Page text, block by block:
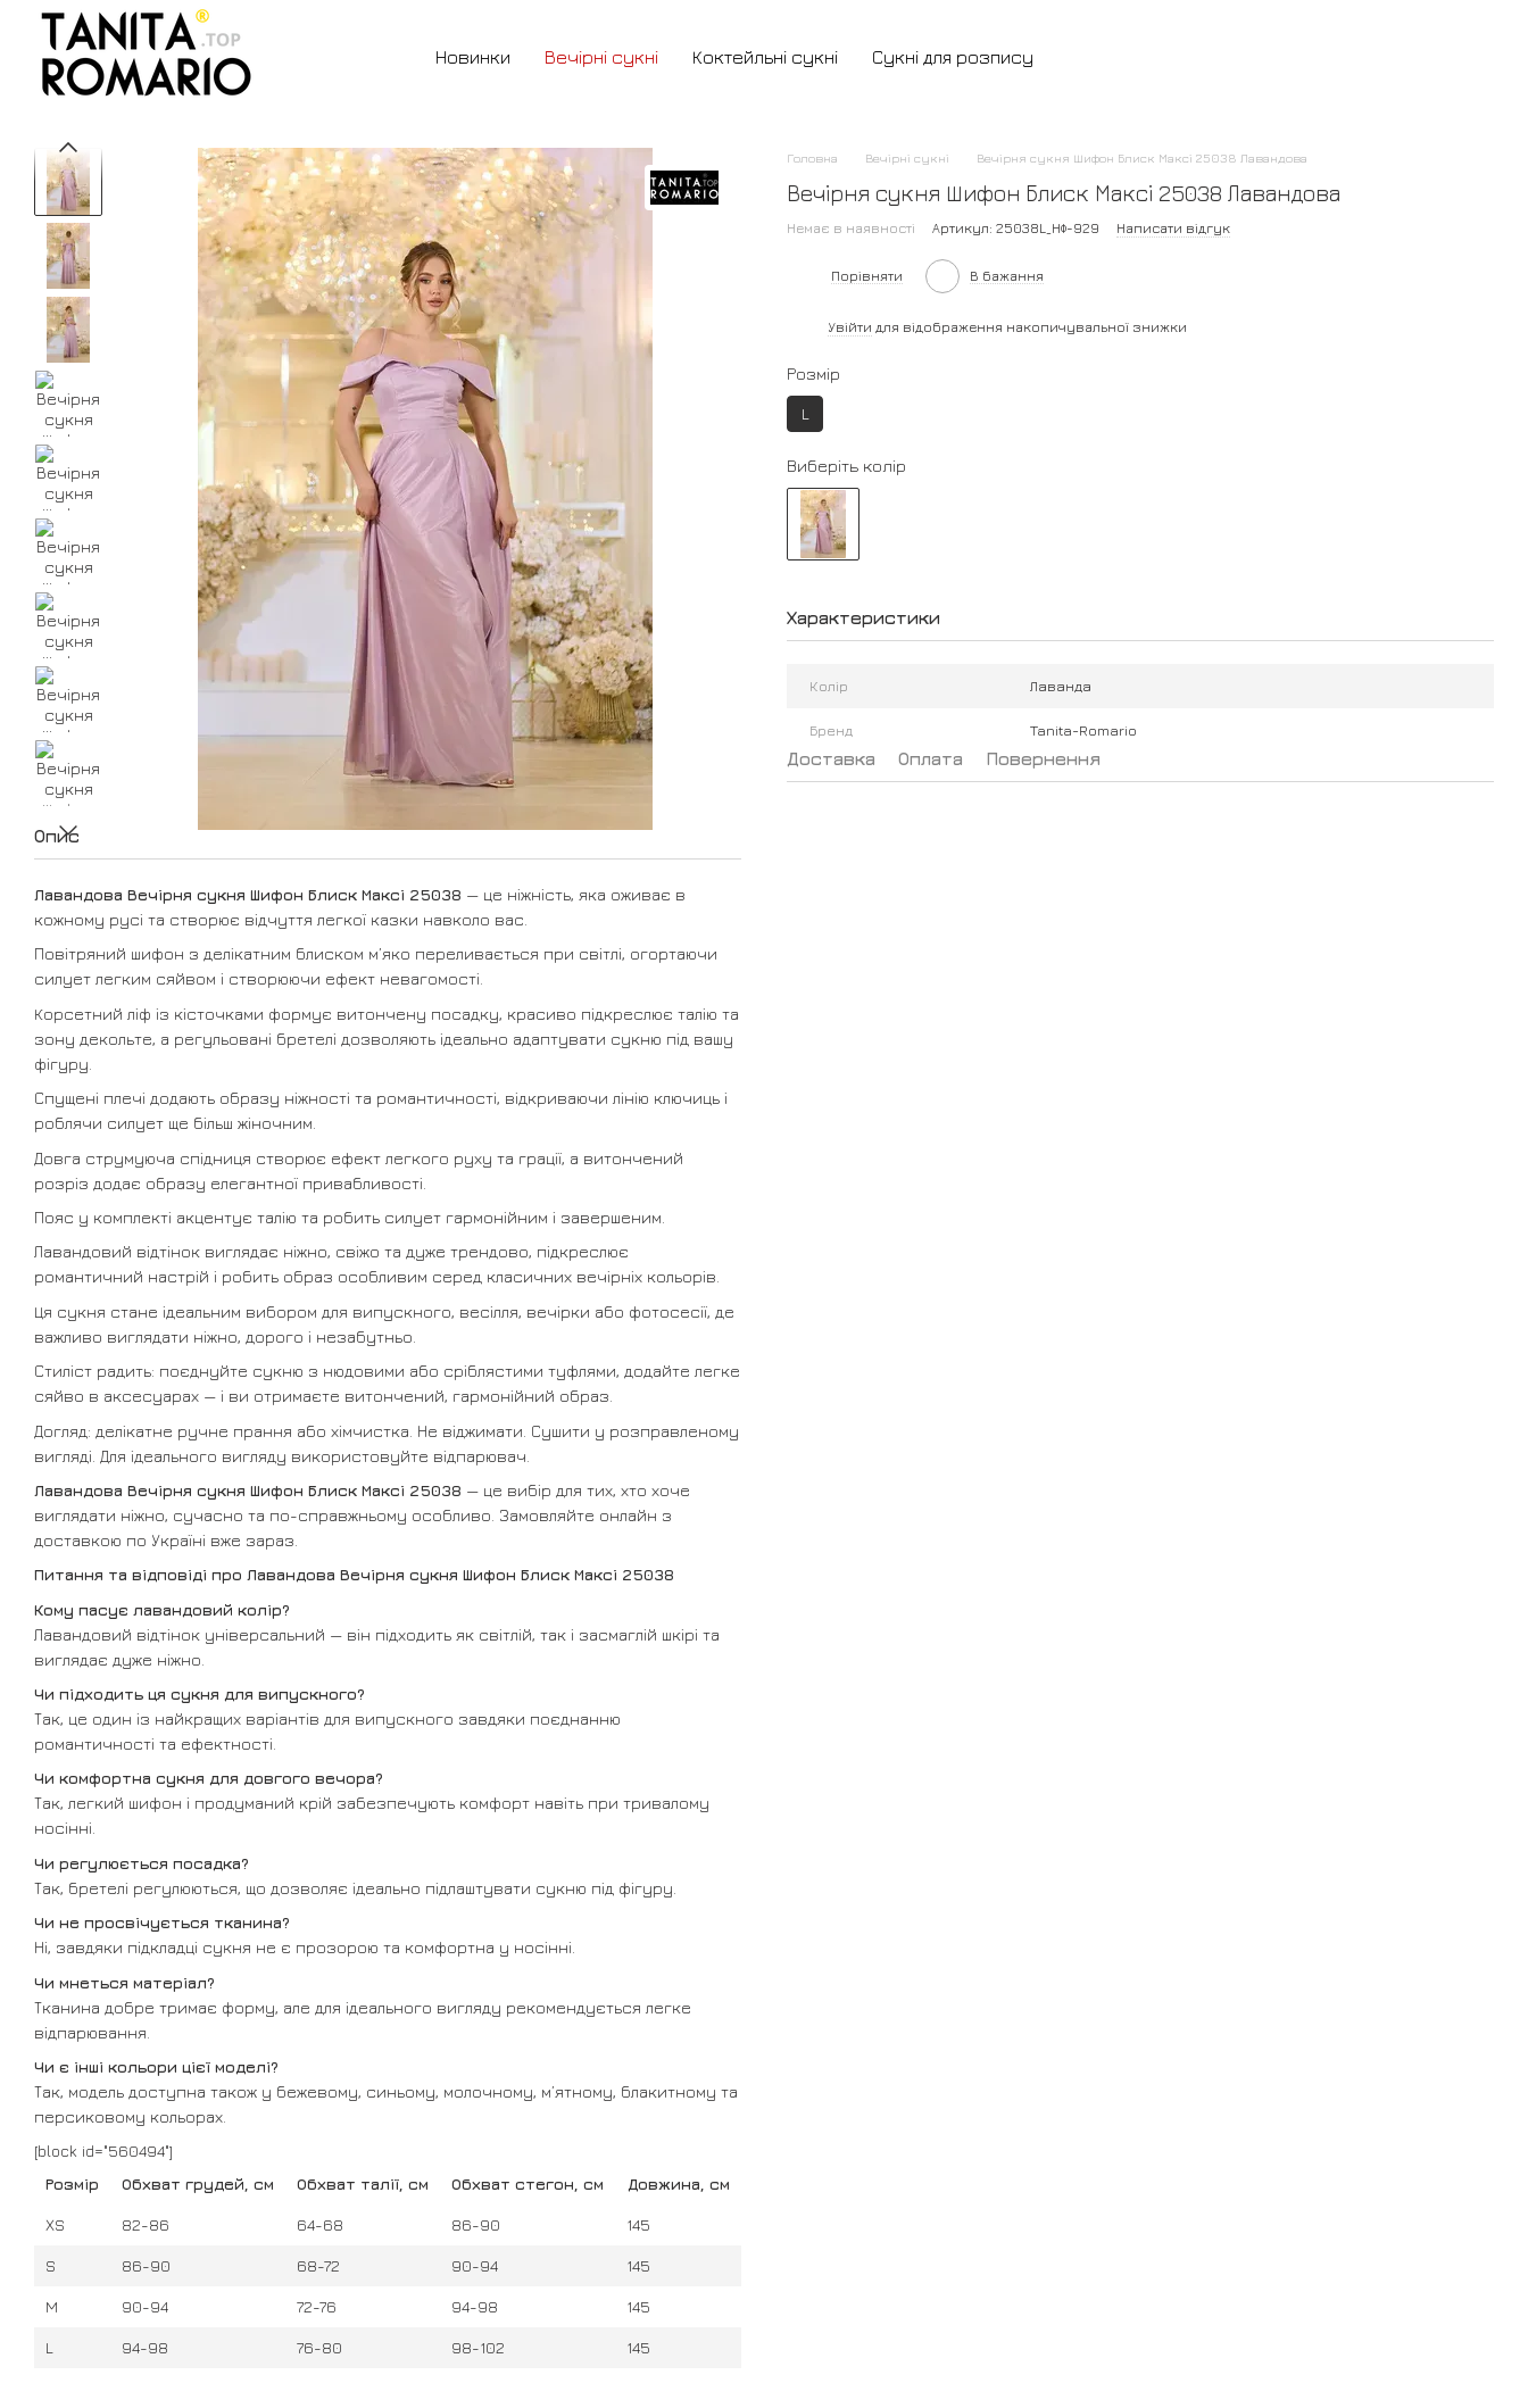
Перейти до основного контенту
Новинки Вечірні сукні Коктейльні сукні Сукні для розпису
Опис
Лавандова Вечірня сукня Шифон Блиск Максі 25038 — це ніжність, яка оживає в
кожному русі та створює відчуття легкої казки навколо вас.
Повітряний шифон з делікатним блиском м’яко переливається при світлі, огортаючи
силует легким сяйвом і створюючи ефект невагомості.
Корсетний ліф із кісточками формує витончену посадку, красиво підкреслює талію та
зону декольте, а регульовані бретелі дозволяють ідеально адаптувати сукню під вашу
фігуру.
Спущені плечі додають образу ніжності та романтичності, відкриваючи лінію ключиць і
роблячи силует ще більш жіночним.
Довга струмуюча спідниця створює ефект легкого руху та грації, а витончений
розріз додає образу елегантної привабливості.
Пояс у комплекті акцентує талію та робить силует гармонійним і завершеним.
Лавандовий відтінок виглядає ніжно, свіжо та дуже трендово, підкреслює
романтичний настрій і робить образ особливим серед класичних вечірніх кольорів.
Ця сукня стане ідеальним вибором для випускного, весілля, вечірки або фотосесії, де
важливо виглядати ніжно, дорого і незабутньо.
Стиліст радить: поєднуйте сукню з нюдовими або сріблястими туфлями, додайте легке
сяйво в аксесуарах — і ви отримаєте витончений, гармонійний образ.
Догляд: делікатне ручне прання або хімчистка. Не віджимати. Сушити у розправленому
вигляді. Для ідеального вигляду використовуйте відпарювач.
Лавандова Вечірня сукня Шифон Блиск Максі 25038 — це вибір для тих, хто хоче
виглядати ніжно, сучасно та по-справжньому особливо. Замовляйте онлайн з
доставкою по Україні вже зараз.
Питання та відповіді про Лавандова Вечірня сукня Шифон Блиск Максі 25038
Кому пасує лавандовий колір?
Лавандовий відтінок універсальний — він підходить як світлій, так і засмаглій шкірі та
виглядає дуже ніжно.
Чи підходить ця сукня для випускного?
Так, це один із найкращих варіантів для випускного завдяки поєднанню
романтичності та ефектності.
Чи комфортна сукня для довгого вечора?
Так, легкий шифон і продуманий крій забезпечують комфорт навіть при тривалому
носінні.
Чи регулюється посадка?
Так, бретелі регулюються, що дозволяє ідеально підлаштувати сукню під фігуру.
Чи не просвічується тканина?
Ні, завдяки підкладці сукня не є прозорою та комфортна у носінні.
Чи мнеться матеріал?
Тканина добре тримає форму, але для ідеального вигляду рекомендується легке
відпарювання.
Чи є інші кольори цієї моделі?
Так, модель доступна також у бежевому, синьому, молочному, м’ятному, блакитному та
персиковому кольорах.
[block id="560494"]
Розмір
Обхват грудей, см Обхват талії, см Обхват стегон, см Довжина, см
XS 82-86 64-68 86-90 145
S 86-90 68-72 90-94 145
M 90-94 72-76 94-98 145
L 94-98 76-80 98-102 145
Головна Вечірні сукні Вечірня сукня Шифон Блиск Максі 25038 Лавандова
Вечірня сукня Шифон Блиск Максі 25038 Лавандова
Немає в наявності Артикул: 25038L_НФ-929 Написати відгук
Порівняти В бажання
Увійти для відображення накопичувальної знижки
Розмір
L
Виберіть колір
Характеристики
Колір Лаванда
Бренд Tanita-Romario
Доставка Оплата Повернення